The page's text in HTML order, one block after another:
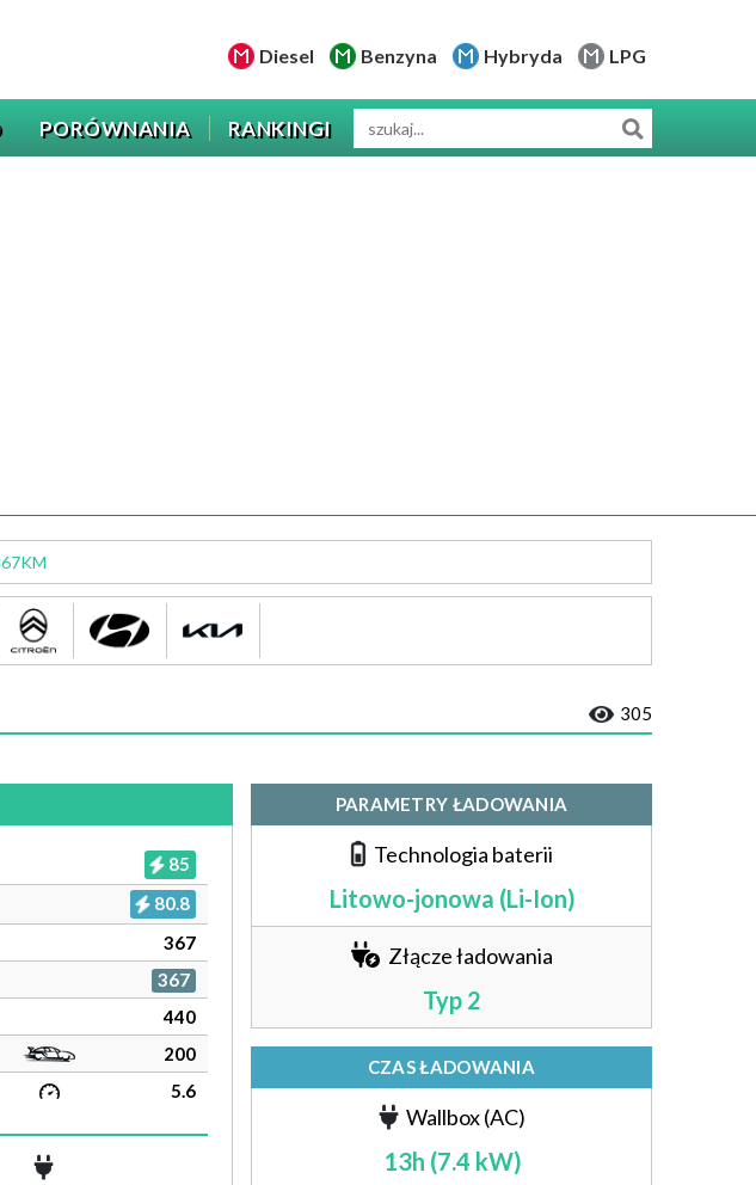
Diesel Benzyna Hybryda LPG
PORÓWNANIA RANKINGI
305
85
80.8
367
367
440
200
5.6
PARAMETRY ŁADOWANIA
Technologia baterii
Litowo-jonowa (Li-Ion)
Złącze ładowania
Typ 2
CZAS ŁADOWANIA
Wallbox (AC)
13h (7.4 kW)